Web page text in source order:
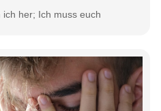
ich her; Ich muss euch